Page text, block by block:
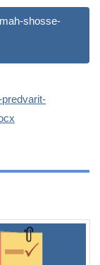
shosse-